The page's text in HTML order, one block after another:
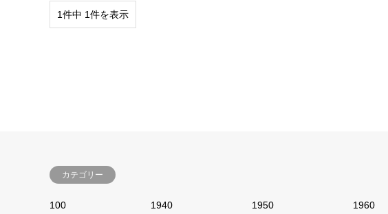
1件中 1件を表示
カテゴリー
100 1940 1950 1960